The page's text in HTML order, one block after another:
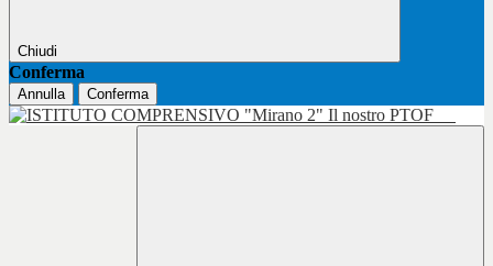
Chiudi
Conferma
Annulla Conferma
Il nostro PTOF